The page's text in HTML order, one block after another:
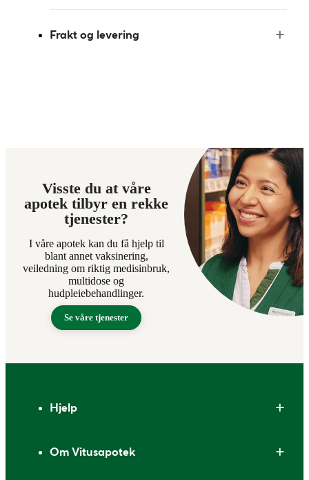
Frakt og levering
Visste du at våre
apotek tilbyr en rekke
tjenester?
I våre apotek kan du få hjelp til
blant annet vaksinering,
veiledning om riktig medisinbruk,
multidose og
hudpleiebehandlinger.
Se våre tjenester
Hjelp
Om Vitusapotek